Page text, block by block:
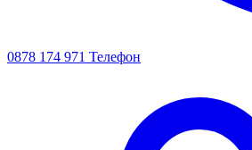
0878 174 971 Телефон